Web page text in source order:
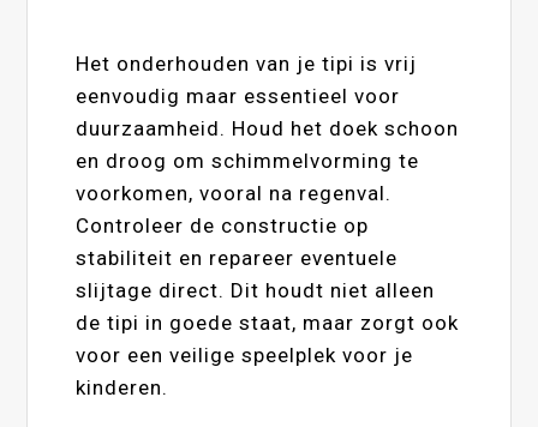
Het onderhouden van je tipi is vrij
eenvoudig maar essentieel voor
duurzaamheid. Houd het doek schoon
en droog om schimmelvorming te
voorkomen, vooral na regenval.
Controleer de constructie op
stabiliteit en repareer eventuele
slijtage direct. Dit houdt niet alleen
de tipi in goede staat, maar zorgt ook
voor een veilige speelplek voor je
kinderen.